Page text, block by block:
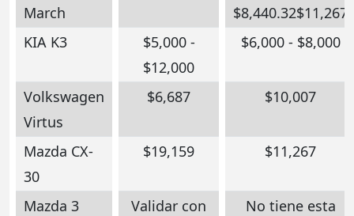
March
$8,440.32$11,267
KIA K3
$5,000 -
$12,000
$6,000 - $8,000
Volkswagen
Virtus
$6,687 $10,007
Mazda CX-
30
$19,159 $11,267
Mazda 3
Validar con
No tiene esta